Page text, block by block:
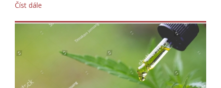
Číst dále